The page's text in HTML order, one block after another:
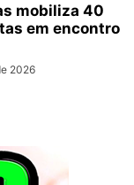
mobiliza 40
em encontro
2026